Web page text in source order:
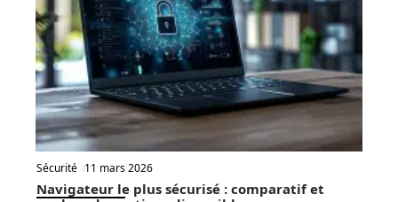
Sécurité 11 mars 2026
Navigateur le plus sécurisé : comparatif et